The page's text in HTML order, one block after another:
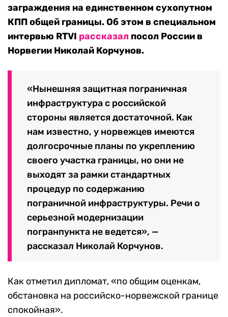
заграждения на единственном сухопутном
КПП общей границы. Об этом в специальном
интервью RTVI рассказал посол России в
Норвегии Николай Корчунов.
«Нынешняя защитная пограничная
инфраструктура с российской
стороны является достаточной. Как
нам известно, у норвежцев имеются
долгосрочные планы по укреплению
своего участка границы, но они не
выходят за рамки стандартных
процедур по содержанию
пограничной инфраструктуры. Речи о
серьезной модернизации
погранпункта не ведется», —
рассказал Николай Корчунов.
Как отметил дипломат, «по общим оценкам,
обстановка на российско-норвежской границе
спокойная».